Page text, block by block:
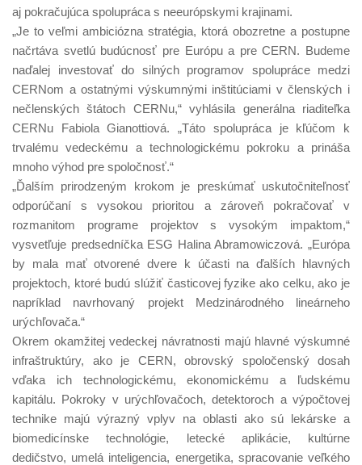
aj pokračujúca spolupráca s neeurópskymi krajinami.
„Je to veľmi ambiciózna stratégia, ktorá obozretne a postupne
načrtáva svetlú budúcnosť pre Európu a pre CERN. Budeme
naďalej investovať do silných programov spolupráce medzi
CERNom a ostatnými výskumnými inštitúciami v členských i
nečlenských štátoch CERNu,“ vyhlásila generálna riaditeľka
CERNu Fabiola Gianottiová. „Táto spolupráca je kľúčom k
trvalému vedeckému a technologickému pokroku a prináša
mnoho výhod pre spoločnosť.“
„Ďalším prirodzeným krokom je preskúmať uskutočniteľnosť
odporúčaní s vysokou prioritou a zároveň pokračovať v
rozmanitom programe projektov s vysokým impaktom,“
vysvetľuje predsedníčka ESG Halina Abramowiczová. „Európa
by mala mať otvorené dvere k účasti na ďalších hlavných
projektoch, ktoré budú slúžiť časticovej fyzike ako celku, ako je
napríklad navrhovaný projekt Medzinárodného lineárneho
urýchľovača.“
Okrem okamžitej vedeckej návratnosti majú hlavné výskumné
infraštruktúry, ako je CERN, obrovský spoločenský dosah
vďaka ich technologickému, ekonomickému a ľudskému
kapitálu. Pokroky v urýchľovačoch, detektoroch a výpočtovej
technike majú výrazný vplyv na oblasti ako sú lekárske a
biomedicínske technológie, letecké aplikácie, kultúrne
dedičstvo, umelá inteligencia, energetika, spracovanie veľkého